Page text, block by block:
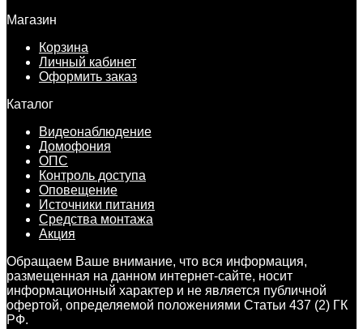
Магазин
Корзина
Личный кабинет
Оформить заказ
Каталог
Видеонаблюдение
Домофония
ОПС
Контроль доступа
Оповещение
Источники питания
Средства монтажа
Акция
Обращаем Ваше внимание, что вся информация,
размещенная на данном интернет-сайте, носит
информационный характер и не является публичной
офертой, определяемой положениями Статьи 437 (2) ГК
РФ.